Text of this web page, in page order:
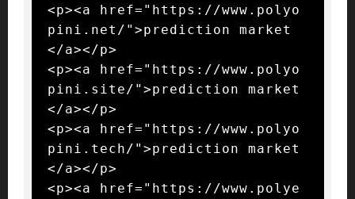
<p><a href="https://www.polyo
pini.net/">prediction market
</a></p>
<p><a href="https://www.polyo
pini.site/">prediction market
</a></p>
<p><a href="https://www.polyo
pini.tech/">prediction market
</a></p>
<p><a href="https://www.polye